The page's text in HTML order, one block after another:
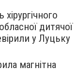
дитячої
у Луцьку
магнітна